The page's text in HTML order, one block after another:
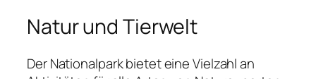
Natur und Tierwelt
Der Nationalpark bietet eine Vielzahl an